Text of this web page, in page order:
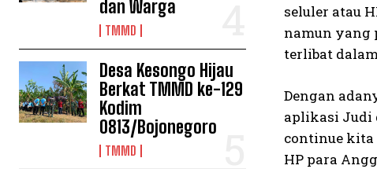
dan Warga
TMMD
Desa Kesongo Hijau
Berkat TMMD ke-129
Kodim
0813/Bojonegoro
TMMD
seluler atau
namun yang
terlibat
Dengan
aplikasi Judi
continue kita
HP para